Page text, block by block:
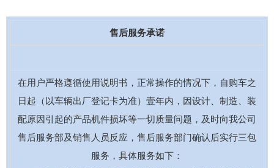
售后服务承诺
在用户严格遵循使用说明书，正常操作的情况下，自购车之
日起（以车辆出厂登记卡为准）壹年内，因设计、制造、装
配原因引起的产品机件损坏等一切质量问题，及时向我公司
售后服务部及销售人员反应，售后服务部门确认后实行三包
服务，具体服务如下：